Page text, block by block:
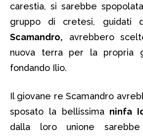
carestia, si sarebbe
gruppo di cretesi, guidati
Scamandro, avrebbero
nuova terra per la propria
fondando Ilio.
Il giovane re Scamandro
sposato la bellissima ninfa
dalla loro unione